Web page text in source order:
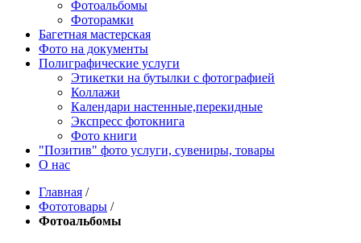
Фотоальбомы
Фоторамки
Багетная мастерская
Фото на документы
Полиграфические услуги
Этикетки на бутылки c фотографией
Коллажи
Календари настенные,перекидные
Экспресс фотокнига
Фото книги
"Позитив" фото услуги, сувениры, товары
О нас
Главная /
Фототовары /
Фотоальбомы